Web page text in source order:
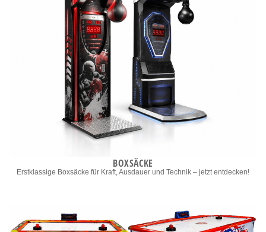
BOXSÄCKE
Erstklassige Boxsäcke für Kraft, Ausdauer und Technik – jetzt entdecken!